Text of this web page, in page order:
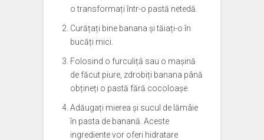
o transformați într-o pastă netedă.
Curățați bine banana și tăiați-o în
bucăți mici.
Folosind o furculiță sau o mașină
de făcut piure, zdrobiți banana până
obțineți o pastă fără cocoloașe.
Adăugați mierea și sucul de lămâie
în pasta de banană. Aceste
ingrediente vor oferi hidratare